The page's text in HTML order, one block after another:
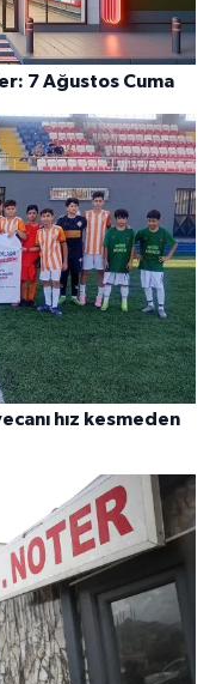
7 Ağustos Cuma
hız kesmeden